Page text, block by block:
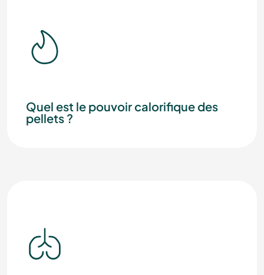
Quel est le pouvoir calorifique des
pellets ?